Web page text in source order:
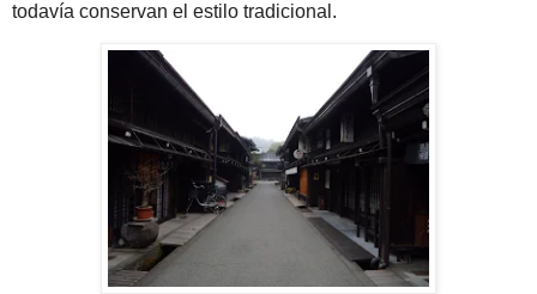
todavía conservan el estilo tradicional.